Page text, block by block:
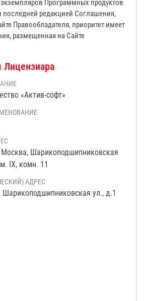
Программных продуктов
последней редакцией Соглашения,
Правообладателя, приоритет имеет
размещенная на Сайте
«Актив-софт»
Москва, Шарикоподшипниковская
IX, комн. 11
АДРЕС
Шарикоподшипниковская ул., д.1